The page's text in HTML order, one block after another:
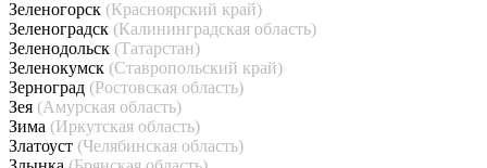
Зеленогорск (Красноярский край)
Зеленоградск (Калининградская область)
Зеленодольск (Татарстан)
Зеленокумск (Ставропольский край)
Зерноград (Ростовская область)
Зея (Амурская область)
Зима (Иркутская область)
Златоуст (Челябинская область)